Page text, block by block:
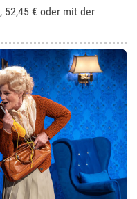
, 52,45 € oder mit der